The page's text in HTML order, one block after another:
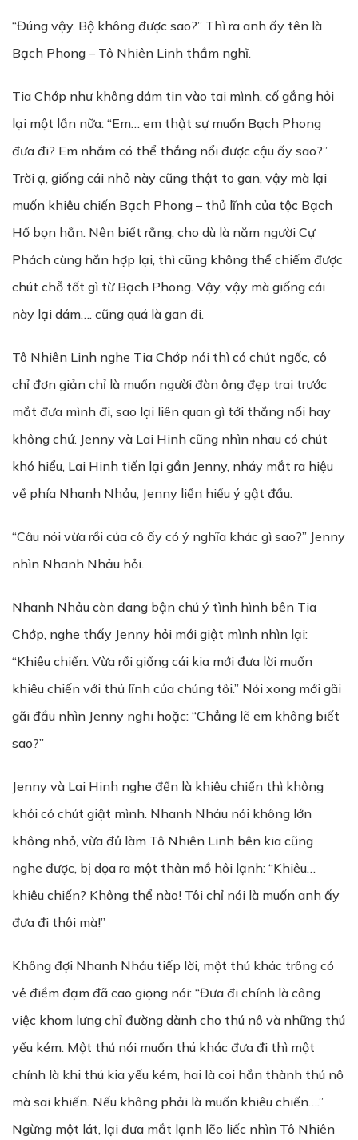
“Đúng vậy. Bộ không được sao?” Thì ra anh ấy tên là
Bạch Phong – Tô Nhiên Linh thầm nghĩ.
Tia Chớp như không dám tin vào tai mình, cố gắng hỏi
lại một lần nữa: “Em… em thật sự muốn Bạch Phong
đưa đi? Em nhắm có thể thắng nổi được cậu ấy sao?”
Trời ạ, giống cái nhỏ này cũng thật to gan, vậy mà lại
muốn khiêu chiến Bạch Phong – thủ lĩnh của tộc Bạch
Hổ bọn hắn. Nên biết rằng, cho dù là năm người Cự
Phách cùng hắn hợp lại, thì cũng không thể chiếm được
chút chỗ tốt gì từ Bạch Phong. Vậy, vậy mà giống cái
này lại dám…. cũng quá là gan đi.
Tô Nhiên Linh nghe Tia Chớp nói thì có chút ngốc, cô
chỉ đơn giản chỉ là muốn người đàn ông đẹp trai trước
mắt đưa mình đi, sao lại liên quan gì tới thắng nổi hay
không chứ. Jenny và Lai Hinh cũng nhìn nhau có chút
khó hiểu, Lai Hinh tiến lại gần Jenny, nháy mắt ra hiệu
về phía Nhanh Nhảu, Jenny liền hiểu ý gật đầu.
“Câu nói vừa rồi của cô ấy có ý nghĩa khác gì sao?” Jenny
nhìn Nhanh Nhảu hỏi.
Nhanh Nhảu còn đang bận chú ý tình hình bên Tia
Chớp, nghe thấy Jenny hỏi mới giật mình nhìn lại:
“Khiêu chiến. Vừa rồi giống cái kia mới đưa lời muốn
khiêu chiến với thủ lĩnh của chúng tôi.” Nói xong mới gãi
gãi đầu nhìn Jenny nghi hoặc: “Chẳng lẽ em không biết
sao?”
Jenny và Lai Hinh nghe đến là khiêu chiến thì không
khỏi có chút giật mình. Nhanh Nhảu nói không lớn
không nhỏ, vừa đủ làm Tô Nhiên Linh bên kia cũng
nghe được, bị dọa ra một thân mồ hôi lạnh: “Khiêu…
khiêu chiến? Không thể nào! Tôi chỉ nói là muốn anh ấy
đưa đi thôi mà!”
Không đợi Nhanh Nhảu tiếp lời, một thú khác trông có
vẻ điềm đạm đã cao giọng nói: “Đưa đi chính là công
việc khom lưng chỉ đường dành cho thú nô và những thú
yếu kém. Một thú nói muốn thú khác đưa đi thì một
chính là khi thú kia yếu kém, hai là coi hắn thành thú nô
mà sai khiến. Nếu không phải là muốn khiêu chiến….”
Ngừng một lát, lại đưa mắt lạnh lẽo liếc nhìn Tô Nhiên